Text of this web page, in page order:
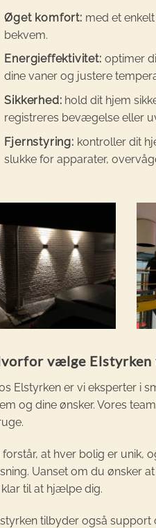
Øget komfort: med et
bekvem.
Energieffektivitet: optimer
dine vaner og justere
Sikkerhed: hold dit hjem
registreres bevægelse eller
Fjernstyring: kontroller dit
slukke for apparater,
vælge Elstyrken
Elstyrken er vi eksperter i
og dine ønsker. Vores
forstår, at hver bolig er unik,
Uanset om du ønsker
til at hjælpe dig.
tilbyder også support